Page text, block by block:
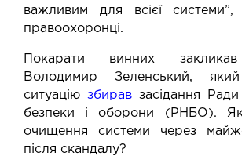
важливим для всієї системи”,
правоохоронці.
Покарати винних
Володимир Зеленський,
ситуацію збирав засідання Ради
безпеки і оборони (РНБО).
очищення системи через
після скандалу?